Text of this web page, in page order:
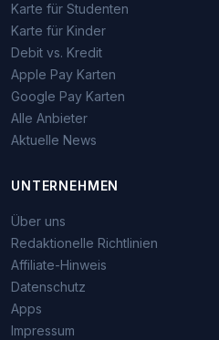
Karte für Studenten
Karte für Kinder
Debit vs. Kredit
Apple Pay Karten
Google Pay Karten
Alle Anbieter
Aktuelle News
UNTERNEHMEN
Über uns
Redaktionelle Richtlinien
Affiliate-Hinweis
Datenschutz
Apps
Impressum